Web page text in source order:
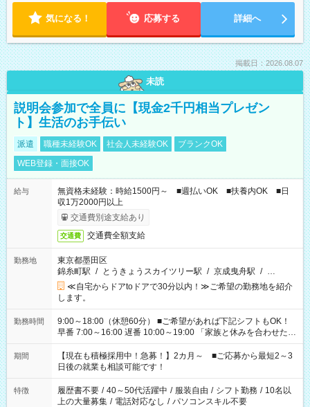
気になる！ 応募する 詳細へ
掲載日：2026.08.07
未読
説明会参加で全員に【現金2千円相当プレゼン
ト】生活のお手伝い
派遣 職種未経験OK 社会人未経験OK
ブランクOK
WEB登録・面接OK
給与
無資格未経験：時給1500円～ ■週払いOK ■扶養内OK ■日
収1万2000円以上
交通費別途支給あり
交通費 交通費全額支給
勤務地
東京都墨田区
錦糸町駅 / とうきょうスカイツリー駅 / 京成曳舟駅 / …
≪自宅からドアtoドアで30分以内！≫ご希望の勤務地を紹介
します。
勤務時間
9:00～18:00（休憩60分） ■ご希望があれば下記シフトもOK！
早番 7:00～16:00 遅番 10:00～19:00 「家族と休みを合わせた
い」 「余裕を持って夕飯の準備がしたい」 「できれば残業はし
たくない」 など、ご希望を教えてくださいね。 ※Wワーク希望
の方へ 今ご覧のお仕事で希望する勤務時間と、もう1つのお仕事
の勤務時間。 合計で週40時間を超える場合は応募できません。
期間
【現在も積極採用中！急募！】2カ月～ ■ご応募から最短2～3
日後の就業も相談可能です！
特徴 履歴書不要 / 40～50代活躍中 / 服装自由 / シフト勤務 / 10名以
上の大量募集 / 電話対応なし / パソコンスキル不要